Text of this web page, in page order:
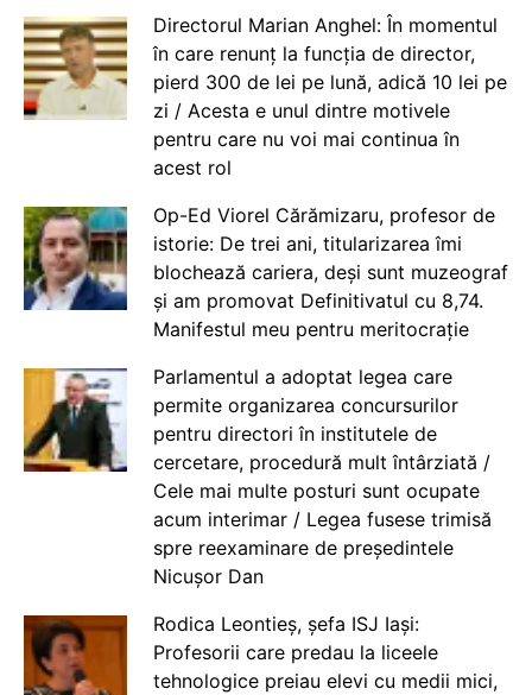
Directorul Marian Anghel: În momentul
în care renunț la funcția de director,
pierd 300 de lei pe lună, adică 10 lei pe
zi / Acesta e unul dintre motivele
pentru care nu voi mai continua în
acest rol
Op-Ed Viorel Cărămizaru, profesor de
istorie: De trei ani, titularizarea îmi
blochează cariera, deși sunt muzeograf
și am promovat Definitivatul cu 8,74.
Manifestul meu pentru meritocrație
Parlamentul a adoptat legea care
permite organizarea concursurilor
pentru directori în institutele de
cercetare, procedură mult întârziată /
Cele mai multe posturi sunt ocupate
acum interimar / Legea fusese trimisă
spre reexaminare de președintele
Nicușor Dan
Rodica Leontieș, șefa ISJ Iași:
Profesorii care predau la liceele
tehnologice preiau elevi cu medii mici,